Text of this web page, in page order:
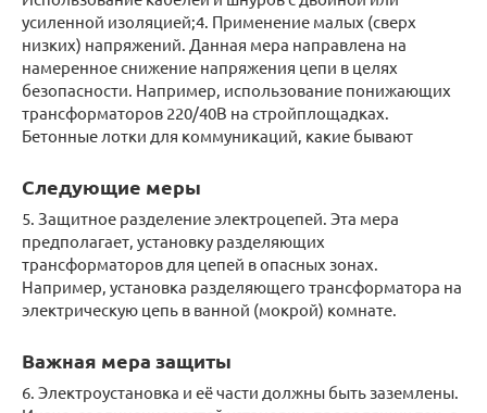
усиленной изоляцией;4. Применение малых (сверх
низких) напряжений. Данная мера направлена на
намеренное снижение напряжения цепи в целях
безопасности. Например, использование понижающих
трансформаторов 220/40В на стройплощадках.
Бетонные лотки для коммуникаций, какие бывают
Следующие меры
5. Защитное разделение электроцепей. Эта мера
предполагает, установку разделяющих
трансформаторов для цепей в опасных зонах.
Например, установка разделяющего трансформатора на
электрическую цепь в ванной (мокрой) комнате.
Важная мера защиты
6. Электроустановка и её части должны быть заземлены.